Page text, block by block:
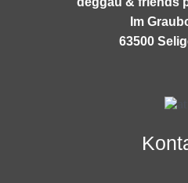
Im
63500